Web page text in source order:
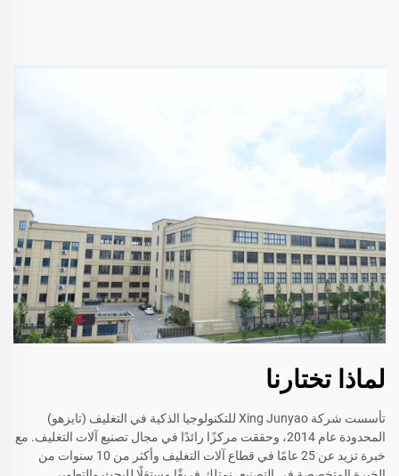
لماذا تختارنا
تأسست شركة Xing Junyao للتكنولوجيا الذكية في التغليف (تايزهو)
المحدودة عام 2014، وحققت مركزًا رائدًا في مجال تصنيع آلات التغليف. مع
خبرة تزيد عن 25 عامًا في قطاع آلات التغليف وأكثر من 10 سنوات من